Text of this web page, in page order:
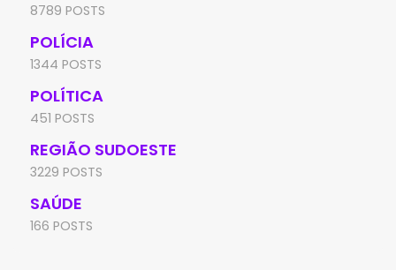
8789 POSTS
POLÍCIA
1344 POSTS
POLÍTICA
451 POSTS
REGIÃO SUDOESTE
3229 POSTS
SAÚDE
166 POSTS